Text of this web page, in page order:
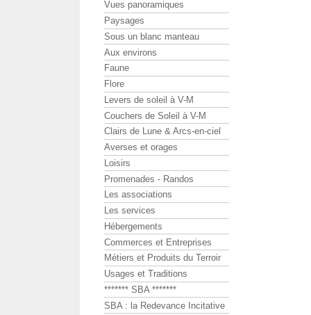
Vues panoramiques
Paysages
Sous un blanc manteau
Aux environs
Faune
Flore
Levers de soleil à V-M
Couchers de Soleil à V-M
Clairs de Lune & Arcs-en-ciel
Averses et orages
Loisirs
Promenades - Randos
Les associations
Les services
Hébergements
Commerces et Entreprises
Métiers et Produits du Terroir
Usages et Traditions
******* SBA *******
SBA : la Redevance Incitative